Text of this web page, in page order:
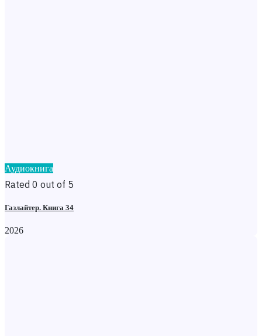
Аудиокнига
Rated 0 out of 5
Газлайтер. Книга 34
2026